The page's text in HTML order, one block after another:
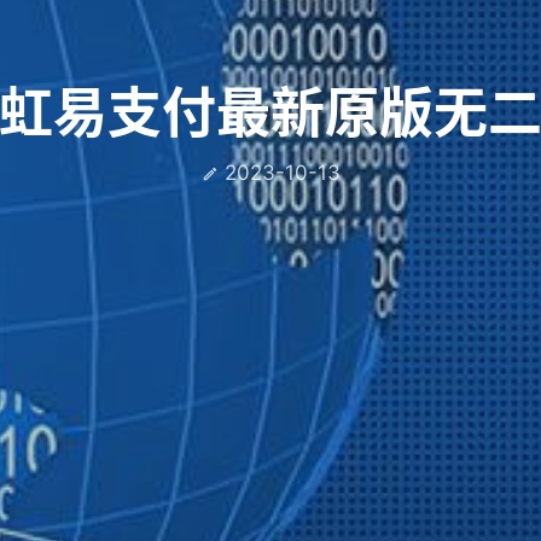
易支付最新原版无
 2023-10-13